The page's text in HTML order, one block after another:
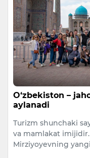
O‘zbekiston –
aylanadi
Turizm shunchaki
va mamlakat
Mirziyoyevning